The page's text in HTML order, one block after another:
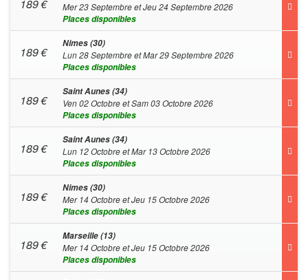
189€
Mer 23 Septembre et Jeu 24 Septembre 2026
Places disponibles
189€
Nimes (30)
Lun 28 Septembre et Mar 29 Septembre 2026
Places disponibles
189€
Saint Aunes (34)
Ven 02 Octobre et Sam 03 Octobre 2026
Places disponibles
189€
Saint Aunes (34)
Lun 12 Octobre et Mar 13 Octobre 2026
Places disponibles
189€
Nimes (30)
Mer 14 Octobre et Jeu 15 Octobre 2026
Places disponibles
189€
Marseille (13)
Mer 14 Octobre et Jeu 15 Octobre 2026
Places disponibles